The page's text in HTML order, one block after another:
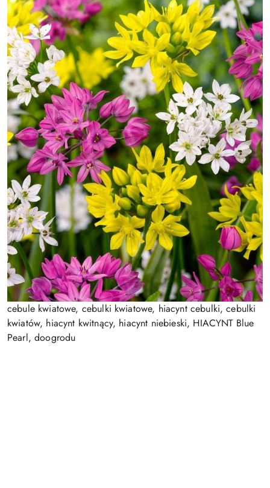
cebule kwiatowe, cebulki kwiatowe, hiacynt cebulki, cebulki
kwiatów, hiacynt kwitnący, hiacynt niebieski, HIACYNT Blue
Pearl, doogrodu